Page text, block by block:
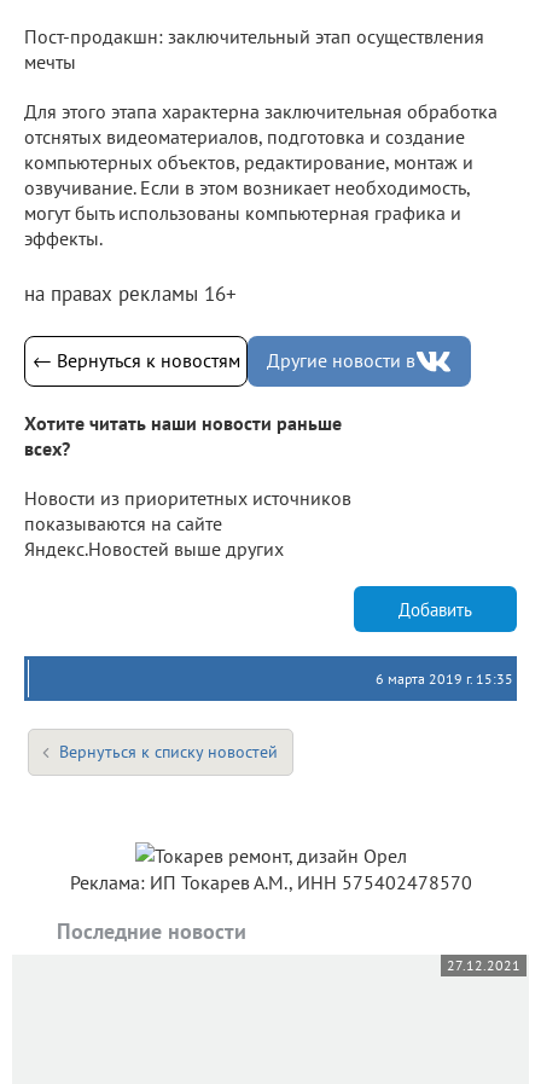
Пост-продакшн: заключительный этап осуществления
мечты
Для этого этапа характерна заключительная обработка
отснятых видеоматериалов, подготовка и создание
компьютерных объектов, редактирование, монтаж и
озвучивание. Если в этом возникает необходимость,
могут быть использованы компьютерная графика и
эффекты.
на правах рекламы 16+
← Вернуться к новостям Другие новости в
Хотите читать наши новости раньше
всех?
Новости из приоритетных источников
показываются на сайте
Яндекс.Новостей выше других
Добавить
6 марта 2019 г. 15:35
Вернуться к списку новостей
Реклама: ИП Токарев А.М., ИНН 575402478570
Последние новости
27.12.2021